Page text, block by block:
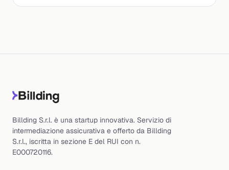
Billding S.r.l. è una startup innovativa. Servizio di
intermediazione assicurativa e offerto da Billding
S.r.l., iscritta in sezione E del RUI con n.
E000720116.